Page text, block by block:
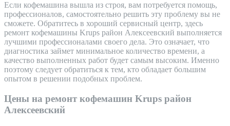
Если кофемашина вышла из строя, вам потребуется помощь,
профессионалов, самостоятельно решить эту проблему вы не
сможете. Обратитесь в хороший сервисный центр, здесь
ремонт кофемашины Krups район Алексеевский выполняется
лучшими профессионалами своего дела. Это означает, что
диагностика займет минимальное количество времени, а
качество выполненных работ будет самым высоким. Именно
поэтому следует обратиться к тем, кто обладает большим
опытом в решении подобных проблем.
Цены на ремонт кофемашин Krups район
Алексеевский